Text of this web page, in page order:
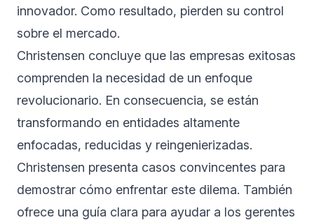
innovador. Como resultado, pierden su control
sobre el mercado.
Christensen concluye que las empresas exitosas
comprenden la necesidad de un enfoque
revolucionario. En consecuencia, se están
transformando en entidades altamente
enfocadas, reducidas y reingenierizadas.
Christensen presenta casos convincentes para
demostrar cómo enfrentar este dilema. También
ofrece una guía clara para ayudar a los gerentes